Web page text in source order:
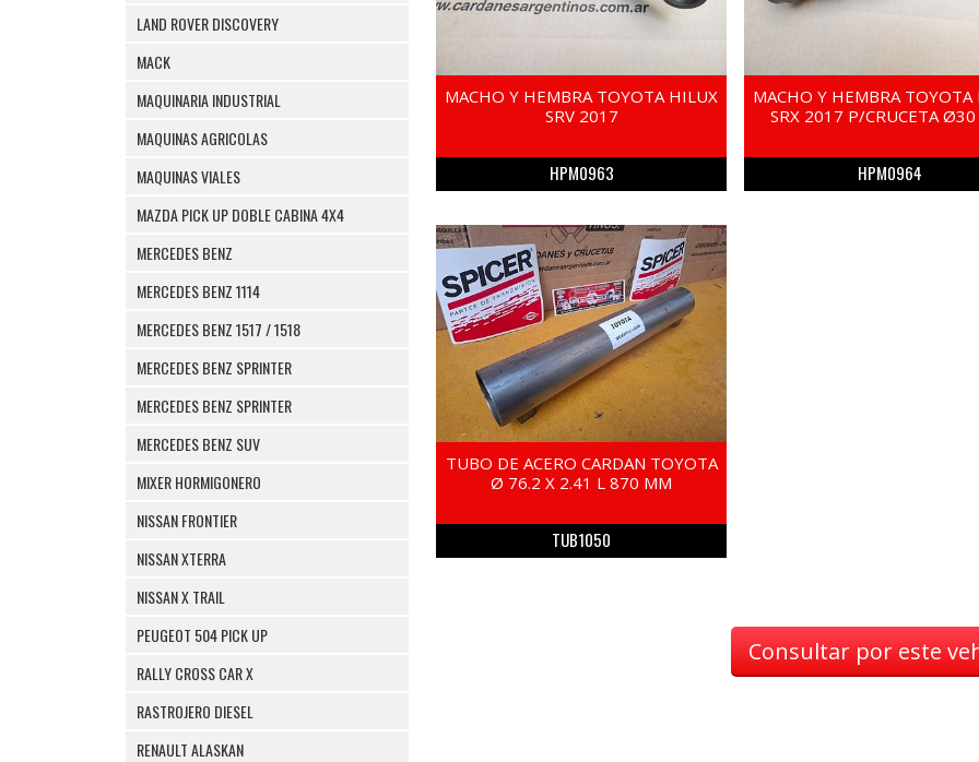
LAND ROVER DISCOVERY
MACK
MAQUINARIA INDUSTRIAL
MAQUINAS AGRICOLAS
MAQUINAS VIALES
MAZDA PICK UP DOBLE CABINA 4X4
MERCEDES BENZ
MERCEDES BENZ 1114
MERCEDES BENZ 1517 / 1518
MERCEDES BENZ SPRINTER
MERCEDES BENZ SPRINTER
MERCEDES BENZ SUV
MIXER HORMIGONERO
NISSAN FRONTIER
NISSAN XTERRA
NISSAN X TRAIL
PEUGEOT 504 PICK UP
RALLY CROSS CAR X
RASTROJERO DIESEL
RENAULT ALASKAN
MACHO Y HEMBRA TOYOTA HILUX
SRV 2017
HPM0963
MACHO Y HEMBRA TOYOTA
SRX 2017 P/CRUCETA
HPM0964
TUBO DE ACERO CARDAN TOYOTA
Ø 76.2 X 2.41 L 870 MM
TUB1050
Consultar por este